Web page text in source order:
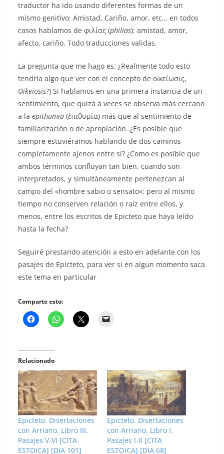
traductor ha ido usando diferentes formas de un
mismo genitivo: Amistad, Cariño, amor, etc… en todos
casos hablamos de φιλίας (philias): amistad, amor,
afecto, cariño. Todo traducciones validas.
La pregunta que me hago es: ¿Realmente todo esto
tendría algo que ver con el concepto de οἰκείωσις,
Oikeiosis?) Si hablamos en una primera instancia de un
sentimiento, que quizá a veces se observa más cercano
a la epithumia (ἐπιθῡμίᾱ) más que al sentimiento de
familiarización o de apropiación. ¿Es posible que
siempre estuviéramos hablando de dos caminos
completamente ajenos entre si? ¿Como es posible que
ambos términos confluyan tan bien, cuando son
interpretados, y simultáneamente pertenezcan al
campo del «hombre sabio o sensato»; pero al mismo
tiempo no conserven relación o raíz entre ellos, y
menos, entre los escritos de Epicteto que haya leído
hasta la fecha?
Seguiré prestando atención a esto en adelante con los
pasajes de Epicteto, para ver si en algun momento saca
este tema en particular
Comparte esto:
Relacionado
Epicteto. Disertaciones
con Arriano. Libro III.
Pasajes V-VI [CITA
ESTOICA] [DIA 101]
Epicteto. Disertaciones
con Arriano. Libro I.
Pasajes I-II [CITA
ESTOICA] [DIA 68]